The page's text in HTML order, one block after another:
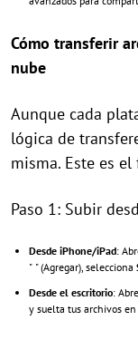
Cómo transferir
nube
Aunque cada
lógica de
misma. Este es
Paso 1: Subir
Desde iPhone/iPad:
" " (Agregar), selecciona
Desde el escritorio:
y suelta tus archivos